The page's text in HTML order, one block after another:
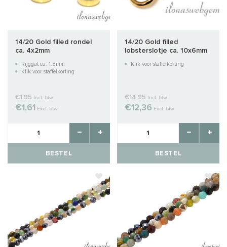
14/20 Gold filled rondel
ca. 4x2mm
Rijggat ca. 1.3mm
Klik voor staffelkorting
€1,95 Incl. btw
€1,61 Excl. btw
BESTEL
14/20 Gold filled
lobsterslotje ca. 10x6mm
Klik voor staffelkorting
€14,95 Incl. btw
€12,36 Excl. btw
BESTEL